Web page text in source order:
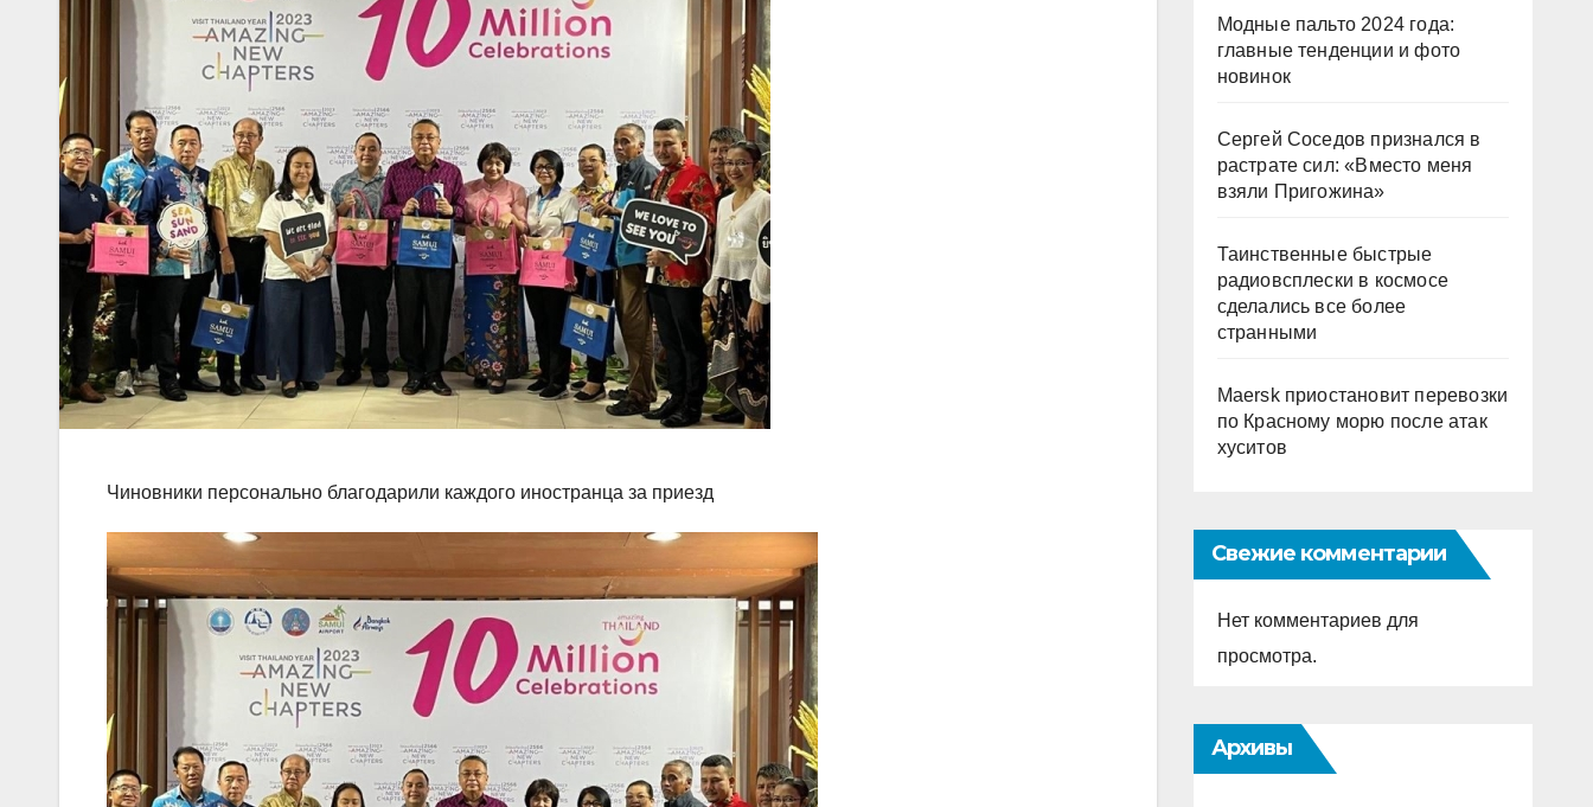
Чиновники персонально благодарили каждого иностранца за приезд
Модные пальто 2024 года:
главные тенденции и фото
новинок
Сергей Соседов признался в
растрате сил: «Вместо меня
взяли Пригожина»
Таинственные быстрые
радиовсплески в космосе
сделались все более
странными
Maersk приостановит перевозки
по Красному морю после атак
хуситов
Свежие комментарии
Нет комментариев для
просмотра.
Архивы